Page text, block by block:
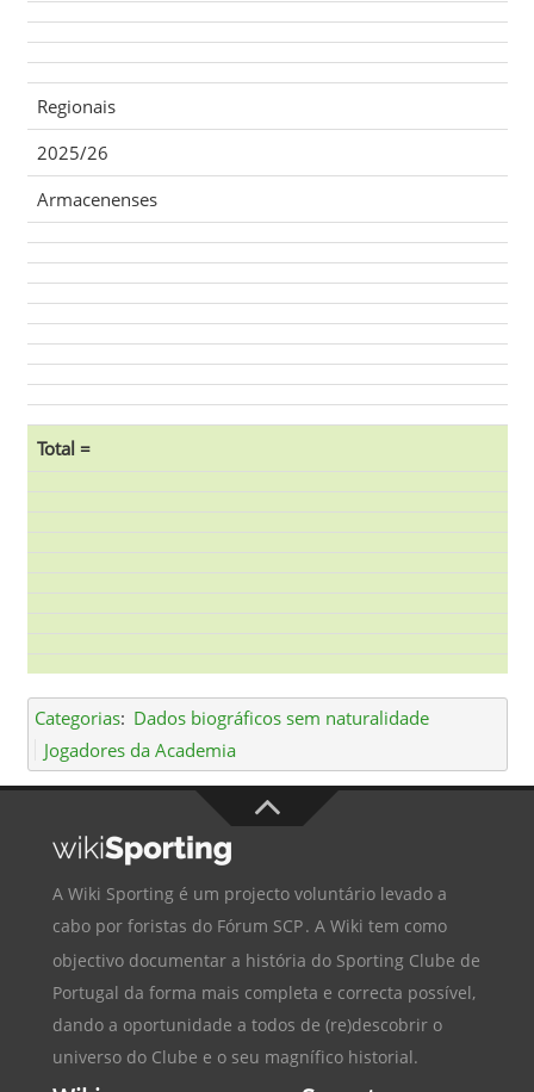
Regionais
2025/26
Armacenenses
Total =
Categorias: Dados biográficos sem naturalidade
Jogadores da Academia
A Wiki Sporting é um projecto voluntário levado a
cabo por foristas do Fórum SCP. A Wiki tem como
objectivo documentar a história do Sporting Clube de
Portugal da forma mais completa e correcta possível,
dando a oportunidade a todos de (re)descobrir o
universo do Clube e o seu magnífico historial.